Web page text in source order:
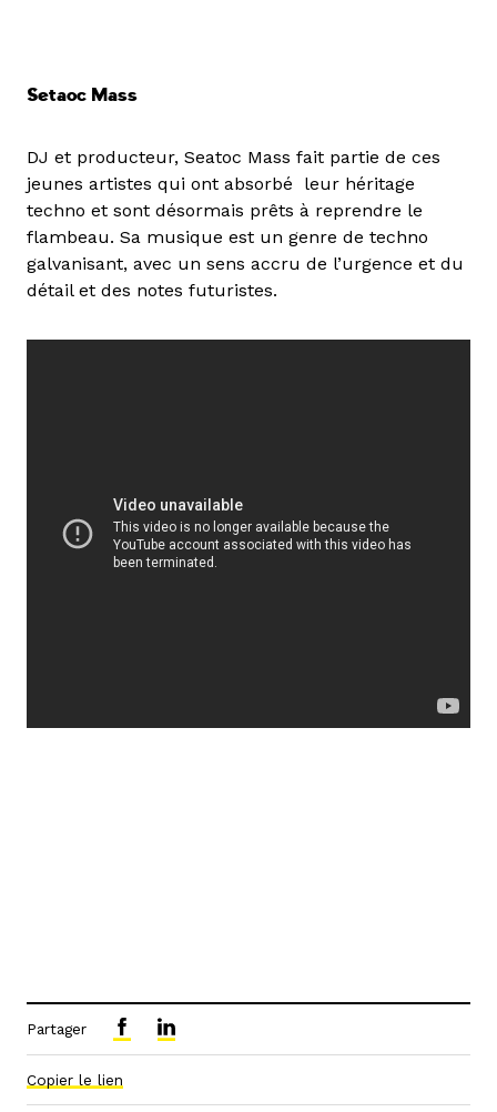
Setaoc Mass
DJ et producteur, Seatoc Mass fait partie de ces
jeunes artistes qui ont absorbé leur héritage
techno et sont désormais prêts à reprendre le
flambeau. Sa musique est un genre de techno
galvanisant, avec un sens accru de l’urgence et du
détail et des notes futuristes.
Partager
Copier le lien